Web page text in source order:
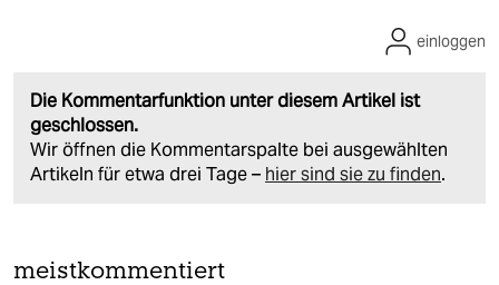
Die Kommentarfunktion unter diesem Artikel ist
geschlossen.
Wir öffnen die Kommentarspalte bei ausgewählten
Artikeln für etwa drei Tage – hier sind sie zu finden.
einloggen
meistkommentiert